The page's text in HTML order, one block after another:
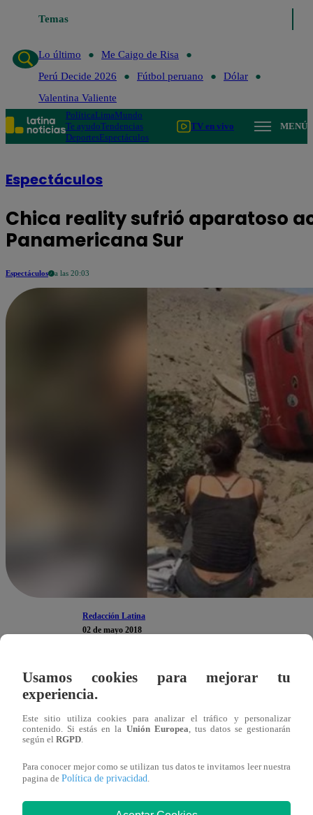
Temas
Lo último
Me Caigo de Risa
Perú Decide 2026
Fútbol peruano
Dólar
Valentina Valiente
PolíticaLimaMundo
Te ayudoTendencias
DeportesEspectáculos
TV en vivo MENÚ
Espectáculos
Chica reality sufrió aparatoso
Panamericana Sur
Espectáculos a las 20:03
Redacción Latina
02 de mayo 2018
Paloma Fiuza pasó un gran susto. La conocida chica
kilómetro 21 de la Panamericana Sur. El automóvil en
medio de las dos vías.
un poco alterada y con la ropa llena de tierra. Por
Usamos cookies para mejorar tu
experiencia.
Este sitio utiliza cookies para analizar el tráfico y personalizar
contenido. Si estás en la Unión Europea , tus datos se gestionarán
según el RGPD
Para conocer mejor como se utilizan tus datos te invitamos leer nuestra
pagina de Política de privacidad